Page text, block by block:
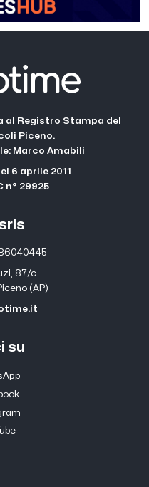
Registro Stampa del
Piceno.
Marco Amabili
6 aprile 2011
n° 29925
87/c
(AP)
su